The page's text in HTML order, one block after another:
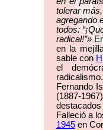
tolerar
agregando
todos:
radical!”»
en la
sable con
el
radicalismo.
Fernando
(1887-
Falleció a
1945en